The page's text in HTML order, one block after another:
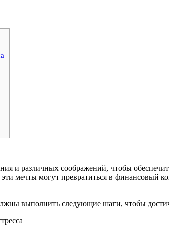
и различных соображений, чтобы
мечты могут превратиться в финансовый
выполнить следующие шаги, чтобы